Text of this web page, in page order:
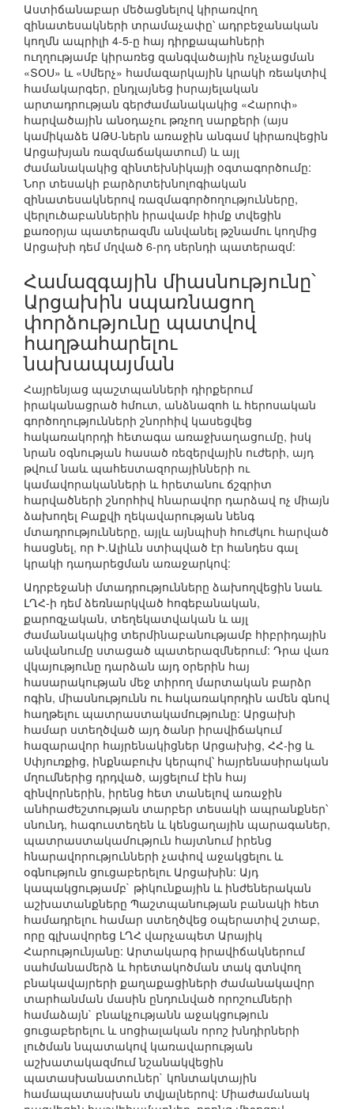
Աստիճանաբար մեծացնելով կիրառվող
զինատեսակների տրամաչափը՝ ադրբեջանական
կողմն ապրիլի 4-5-ը հայ դիրքապահների
ուղղությամբ կիրառեց զանգվածային ոչնչացման
«ՏՕՍ» և «Սմերչ» համազարկային կրակի ռեակտիվ
համակարգեր, ընդլայնեց իսրայելական
արտադրության գերժամանակակից «Հարոփ»
հարվածային անօդաչու թռչող սարքերի (այս
կամիկաձե ԱԹՍ-ներն առաջին անգամ կիրառվեցին
Արցախյան ռազմաճակատում) և այլ
ժամանակակից զինտեխնիկայի օգտագործումը:
Նոր տեսակի բարձրտեխնոլոգիական
զինատեսակներով ռազմագործողությունները,
վերլուծաբաններին իրավամբ հիմք տվեցին
քառօրյա պատերազմն անվանել թշնամու կողմից
Արցախի դեմ մղված 6-րդ սերնդի պատերազմ:
Համազգային միասնությունը՝
Արցախին սպառնացող
փորձությունը պատվով
հաղթահարելու
նախապայման
Հայրենյաց պաշտպանների դիրքերում
իրականացրած հմուտ, անձնազոհ և հերոսական
գործողությունների շնորհիվ կասեցվեց
հակառակորդի հետագա առաջխաղացումը, իսկ
նրան օգնության հասած ռեզերվային ուժերի, այդ
թվում նաև պահեստազորայինների ու
կամավորականների և հրետանու ճշգրիտ
հարվածների շնորհիվ հնարավոր դարձավ ոչ միայն
ձախողել Բաքվի ղեկավարության նենգ
մտադրությունները, այլև այնպիսի հուժկու հարված
հասցնել, որ Ի.Ալիևն ստիպված էր հանդես գալ
կրակի դադարեցման առաջարկով:
Ադրբեջանի մտադրությունները ձախողվեցին նաև
ԼՂՀ-ի դեմ ձեռնարկված հոգեբանական,
քարոզչական, տեղեկատվական և այլ
ժամանակակից տերմինաբանությամբ հիբրիդային
անվանումը ստացած պատերազմներում: Դրա վառ
վկայությունը դարձան այդ օրերին հայ
հասարակության մեջ տիրող մարտական բարձր
ոգին, միասնությունն ու հակառակորդին ամեն գնով
հաղթելու պատրաստակամությունը: Արցախի
համար ստեղծված այդ ծանր իրավիճակում
հազարավոր հայրենակիցներ Արցախից, ՀՀ-ից և
Սփյուռքից, ինքնաբուխ կերպով՝ հայրենասիրական
մղումներից դրդված, այցելում էին հայ
զինվորներին, իրենց հետ տանելով առաջին
անհրաժեշտության տարբեր տեսակի ապրանքներ՝
սնունդ, հագուստեղեն և կենցաղային պարագաներ,
պատրաստակամություն հայտնում իրենց
հնարավորությունների չափով աջակցելու և
օգնություն ցուցաբերելու Արցախին: Այդ
կապակցությամբ` թիկունքային և ինժեներական
աշխատանքները Պաշտպանության բանակի հետ
համադրելու համար ստեղծվեց օպերատիվ շտաբ,
որը գլխավորեց ԼՂՀ վարչապետ Արայիկ
Հարությունյանը: Արտակարգ իրավիճակներում
սահմանամերձ և հրետակոծման տակ գտնվող
բնակավայրերի քաղաքացիների ժամանակավոր
տարհանման մասին ընդունված որոշումների
համաձայն` բնակչությանն աջակցություն
ցուցաբերելու և սոցիալական որոշ խնդիրների
լուծման նպատակով կառավարության
աշխատակազմում նշանակվեցին
պատասխանատուներ` կոնտակտային
համապատասխան տվյալներով: Միաժամանակ